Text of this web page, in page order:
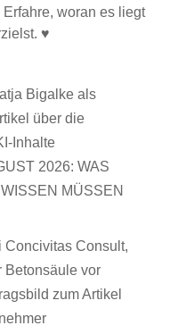
woran es liegt
♥
2026: WAS
MÜSSEN